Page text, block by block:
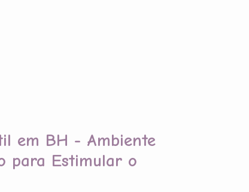
em BH - Ambiente
para Estimular o